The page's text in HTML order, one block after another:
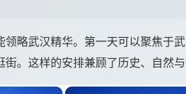
略武汉精华。第一天可以聚焦于
。这样的安排兼顾了历史、自然与